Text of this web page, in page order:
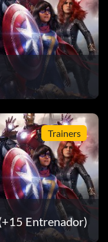
Trainers
Entrenador)